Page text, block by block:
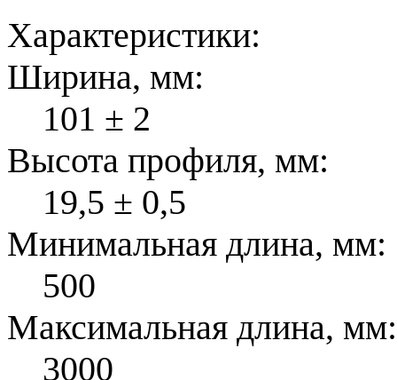
Характеристики:
Ширина, мм:
101 ± 2
Высота профиля, мм:
19,5 ± 0,5
Минимальная длина, мм:
500
Максимальная длина, мм:
3000